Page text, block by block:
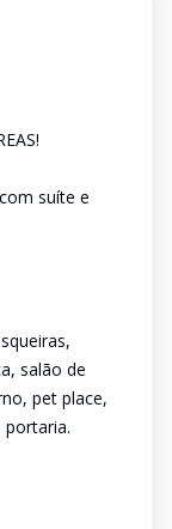
suíte e
salão de
pet place,
portaria.